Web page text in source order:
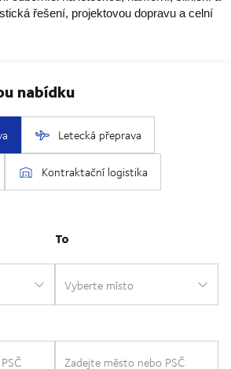
řešení, projektovou dopravu a celní